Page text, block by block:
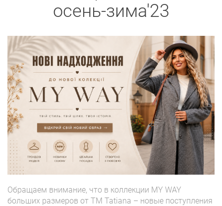
осень-зима'23
Обращаем внимание, что в коллекции MY WAY
больших размеров от ТМ Tatiana – новые поступления